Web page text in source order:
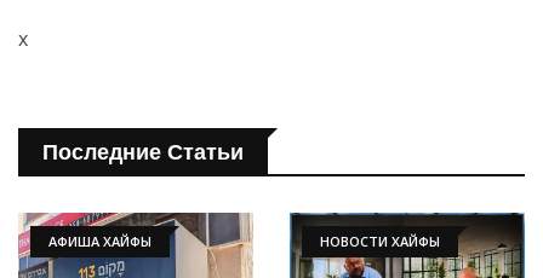
x
Последние Статьи
АФИША ХАЙФЫ НОВОСТИ ХАЙФЫ